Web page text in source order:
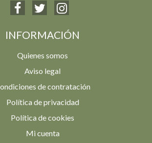
INFORMACIÓN
Quienes somos
Aviso legal
de contratación
Política de privacidad
Política de cookies
Mi cuenta